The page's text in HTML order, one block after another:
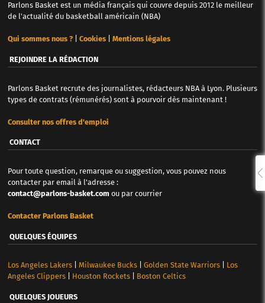
Parlons Basket est un média français qui couvre depuis 2012 le meilleur
de l'actualité du basketball américain (NBA)
Qui sommes nous ?| Cookies| Mentions légales
REJOINDRE LA RÉDACTION
Parlons Basket recrute des journalistes, rédacteurs NBA à Lyon. Plusieurs
types de contrats (rémunérés) sont à pourvoir dès maintenant !
Consulter nos offres d'emploi
CONTACT
Pour toute question, remarque ou suggestion, vous pouvez nous
contacter par email à l'adresse :
contact@parlons-basket.com ou par courrier
Contacter Parlons Basket
QUELQUES ÉQUIPES
Los Angeles Lakers| Milwaukee Bucks| Golden State Warriors| Los
Angeles Clippers| Houston Rockets| Boston Celtics
QUELQUES JOUEURS